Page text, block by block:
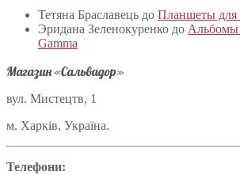
Тетяна Браславець до Планшеты для
Эридана Зеленокуренко до Альбомы
Gamma
Магазин «Сальвадор»
вул. Мистецтв, 1
м. Харків, Україна.
Телефони: